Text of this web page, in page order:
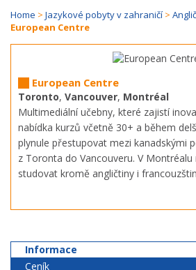
Home > Jazykové pobyty v zahraničí >
European Centre
European Centre
Toronto, Vancouver, Montréal
Multimediální učebny, které zajistí
nabídka kurzů včetně 30+ a během
plynule přestupovat mezi kanadskými
z Toronta do Vancouveru. V
studovat kromě angličtiny i
Informace
Ceník